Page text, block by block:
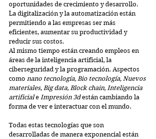
oportunidades de crecimiento y desarrollo.
La digitalización y la automatización están
permitiendo a las empresas ser más
eficientes, aumentar su productividad y
reducir sus costos.
Al mismo tiempo están creando empleos en
áreas de la inteligencia artificial, la
ciberseguridad y la programación. Aspectos
como nano tecnología, Bio tecnología, Nuevos
materiales, Big data, Block chain, Inteligencia
artificial e Impresión 3d están cambiando la
forma de ver e interactuar con el mundo.
Todas estas tecnologías que son
desarrolladas de manera exponencial están